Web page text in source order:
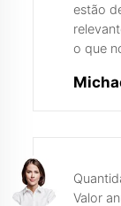
estão
o que
Valor